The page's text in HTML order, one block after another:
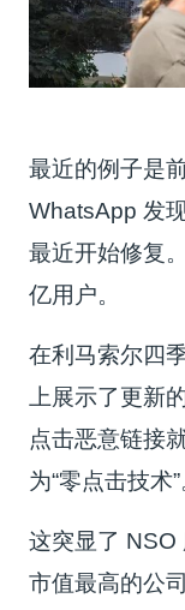
最近的例子是
WhatsApp 发
最近开始修复
亿用户。
在利马索尔四
上展示了更新
点击恶意链接
为“零点击技术”
这突显了 NSO
市值最高的公